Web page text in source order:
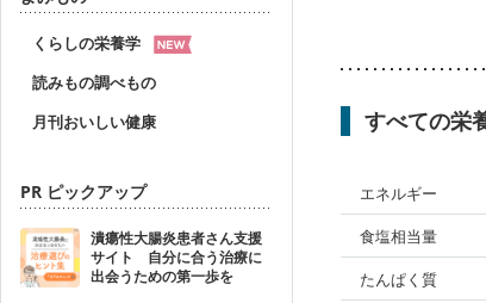
くらしの栄養学
読みもの調べもの
月刊おいしい健康
PR ピックアップ
潰瘍性大腸炎患者さん支援
サイト 自分に合う治療に
出会うための第一歩を
すべての栄
エネルギー
食塩相当量
たんぱく質